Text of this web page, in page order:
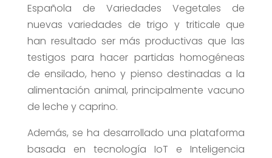
Española de Variedades Vegetales de
nuevas variedades de trigo y triticale que
han resultado ser más productivas que las
testigos para hacer partidas homogéneas
de ensilado, heno y pienso destinadas a la
alimentación animal, principalmente vacuno
de leche y caprino.
Además, se ha desarrollado una plataforma
basada en tecnología IoT e Inteligencia